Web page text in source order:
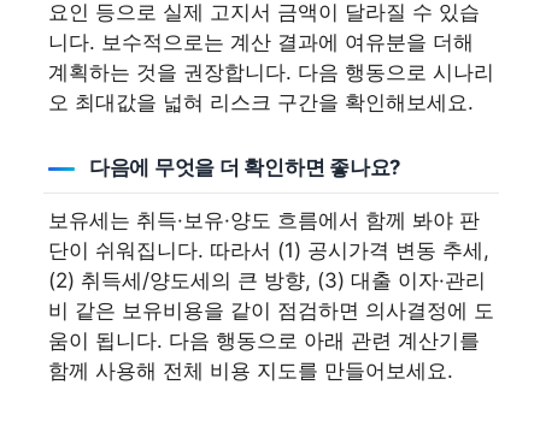
요인 등으로 실제 고지서 금액이 달라질 수 있습
니다. 보수적으로는 계산 결과에 여유분을 더해
계획하는 것을 권장합니다. 다음 행동으로 시나리
오 최대값을 넓혀 리스크 구간을 확인해보세요.
다음에 무엇을 더 확인하면 좋나요?
보유세는 취득·보유·양도 흐름에서 함께 봐야 판
단이 쉬워집니다. 따라서 (1) 공시가격 변동 추세,
(2) 취득세/양도세의 큰 방향, (3) 대출 이자·관리
비 같은 보유비용을 같이 점검하면 의사결정에 도
움이 됩니다. 다음 행동으로 아래 관련 계산기를
함께 사용해 전체 비용 지도를 만들어보세요.